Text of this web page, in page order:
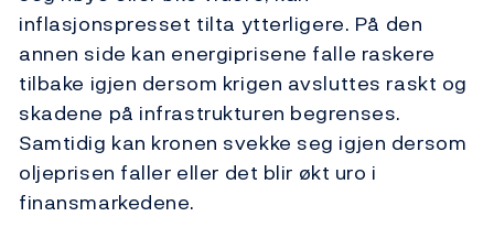
inflasjonspresset tilta ytterligere. På den
annen side kan energiprisene falle raskere
tilbake igjen dersom krigen avsluttes raskt og
skadene på infrastrukturen begrenses.
Samtidig kan kronen svekke seg igjen dersom
oljeprisen faller eller det blir økt uro i
finansmarkedene.